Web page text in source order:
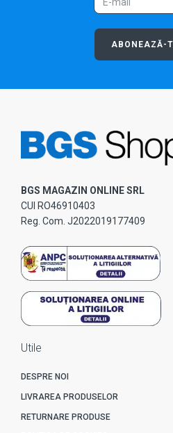
ABONEAZĂ-
BGS MAGAZIN ONLINE SRL
CUI RO46910403
Reg. Com. J2022019177409
Utile
DESPRE NOI
LIVRAREA PRODUSELOR
RETURNARE PRODUSE